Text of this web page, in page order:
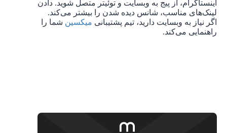
اینستاگرام، از پیج به وبسایت و توئیتر متصل شوید. دادن
لینک‌های مناسب، شانس دیده شدن را بیشتر می‌کند.
اگر نیاز به وبسایت دارید، تیم پشتیبانی میکسین شما را
راهنمایی می‌کند.